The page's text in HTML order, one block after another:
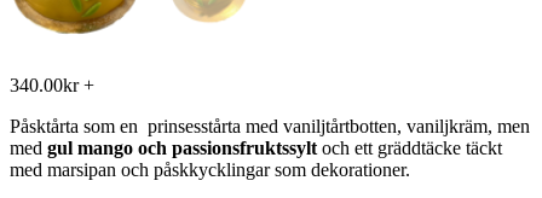
340.00kr +
Påsktårta som en prinsesstårta med vaniljtårtbotten, vaniljkräm, men
med gul mango och passionsfruktssylt och ett gräddtäcke täckt
med marsipan och påskkycklingar som dekorationer.